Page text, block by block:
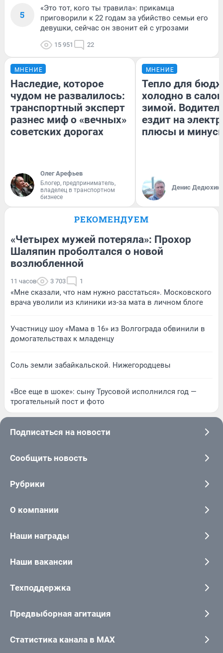
5
«Это тот, кого ты травила»: прикамца
приговорили к 22 годам за убийство семьи его
девушки, сейчас он звонит ей с угрозами
15 951 22
МНЕНИЕ
Наследие, которое
чудом не развалилось:
транспортный эксперт
разнес миф о «вечных»
советских дорогах
Олег Арефьев
Блогер, предприниматель,
владелец в транспортном
бизнесе
МНЕНИЕ
Тепло для
холодно в
зимой.
ездит на
плюсы и
Денис Дедюхин
РЕКОМЕНДУЕМ
«Четырех мужей потеряла»: Прохор
Шаляпин проболтался о новой
возлюбленной
11 часов 3 703 1
«Мне сказали, что нам нужно расстаться». Московского
врача уволили из клиники из-за мата в личном блоге
Участницу шоу «Мама в 16» из Волгограда обвинили в
домогательствах к младенцу
Соль земли забайкальской. Нижегородцевы
«Все еще в шоке»: сыну Трусовой исполнился год —
трогательный пост и фото
Подписаться на новости
Сообщить новость
Рубрики
О компании
Наши награды
Наши вакансии
Техподдержка
Предвыборная агитация
Статистика канала в MAX